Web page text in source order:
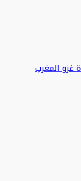
غزو المغرب